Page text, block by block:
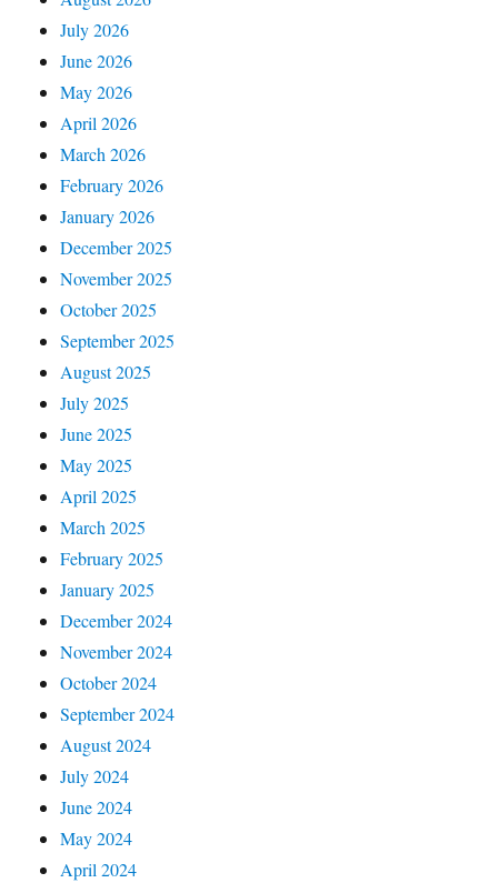
July 2026
June 2026
May 2026
April 2026
March 2026
February 2026
January 2026
December 2025
November 2025
October 2025
September 2025
August 2025
July 2025
June 2025
May 2025
April 2025
March 2025
February 2025
January 2025
December 2024
November 2024
October 2024
September 2024
August 2024
July 2024
June 2024
May 2024
April 2024